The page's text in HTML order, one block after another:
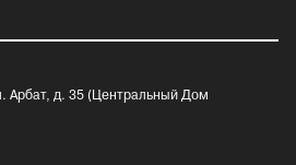
Арбат, д. 35 (Центральный Дом